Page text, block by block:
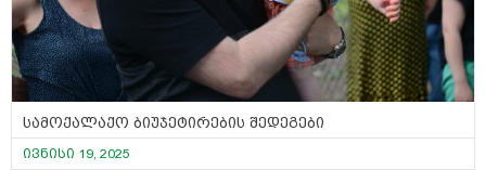
სამოქალაქო ბიუჯეტირების შედეგები
ივნისი 19, 2025